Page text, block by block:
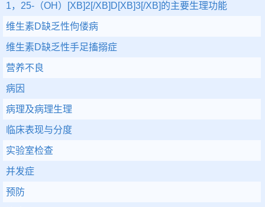
1，25-（OH）[XB]2[/XB]D[XB]3[/XB]的主要生理功能
维生素D缺乏性佝偻病
维生素D缺乏性手足搐搦症
营养不良
病因
病理及病理生理
临床表现与分度
实验室检查
并发症
预防